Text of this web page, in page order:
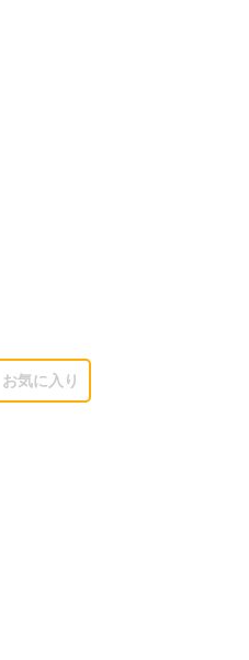
お気に入り